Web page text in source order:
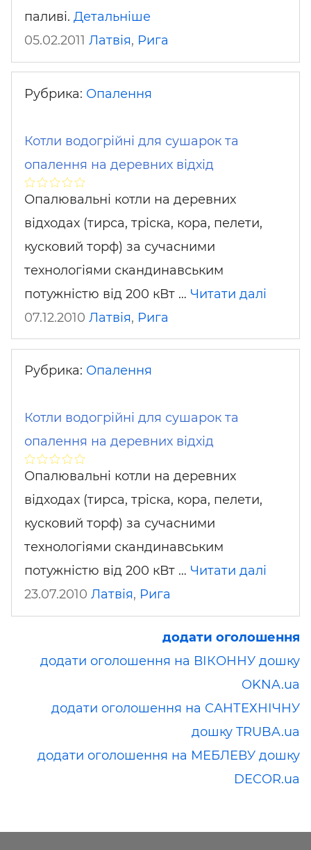
паливі. Детальніше
05.02.2011 Латвія, Рига
Рубрика: Опалення
Котли водогрійні для сушарок та
опалення на деревних відхід
Опалювальні котли на деревних
відходах (тирса, тріска, кора, пелети,
кусковий торф) за сучасними
технологіями скандинавським
потужністю від 200 кВт … Читати далі
07.12.2010 Латвія, Рига
Рубрика: Опалення
Котли водогрійні для сушарок та
опалення на деревних відхід
Опалювальні котли на деревних
відходах (тирса, тріска, кора, пелети,
кусковий торф) за сучасними
технологіями скандинавським
потужністю від 200 кВт … Читати далі
23.07.2010 Латвія, Рига
додати оголошення
додати оголошення на ВІКОННУ дошку
OKNA.ua
додати оголошення на САНТЕХНІЧНУ
дошку TRUBA.ua
додати оголошення на МЕБЛЕВУ дошку
DECOR.ua